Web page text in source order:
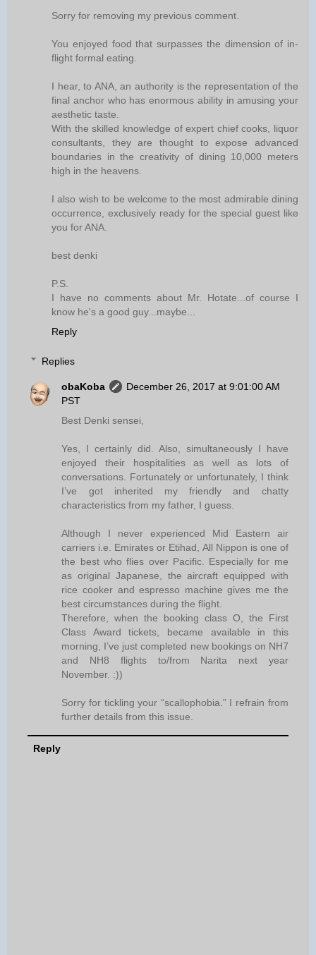
Sorry for removing my previous comment.
You enjoyed food that surpasses the dimension of in-
flight formal eating.
I hear, to ANA, an authority is the representation of the
final anchor who has enormous ability in amusing your
aesthetic taste.
With the skilled knowledge of expert chief cooks, liquor
consultants, they are thought to expose advanced
boundaries in the creativity of dining 10,000 meters
high in the heavens.
I also wish to be welcome to the most admirable dining
occurrence, exclusively ready for the special guest like
you for ANA.
best denki
P.S.
I have no comments about Mr. Hotate...of course I
know he's a good guy...maybe...
Reply
Replies
obaKoba
December 26, 2017 at 9:01:00 AM
PST
Best Denki sensei,
Yes, I certainly did. Also, simultaneously I have
enjoyed their hospitalities as well as lots of
conversations. Fortunately or unfortunately, I think
I’ve got inherited my friendly and chatty
characteristics from my father, I guess.
Although I never experienced Mid Eastern air
carriers i.e. Emirates or Etihad, All Nippon is one of
the best who flies over Pacific. Especially for me
as original Japanese, the aircraft equipped with
rice cooker and espresso machine gives me the
best circumstances during the flight.
Therefore, when the booking class O, the First
Class Award tickets, became available in this
morning, I’ve just completed new bookings on NH7
and NH8 flights to/from Narita next year
November. :))
Sorry for tickling your “scallophobia.” I refrain from
further details from this issue.
Reply